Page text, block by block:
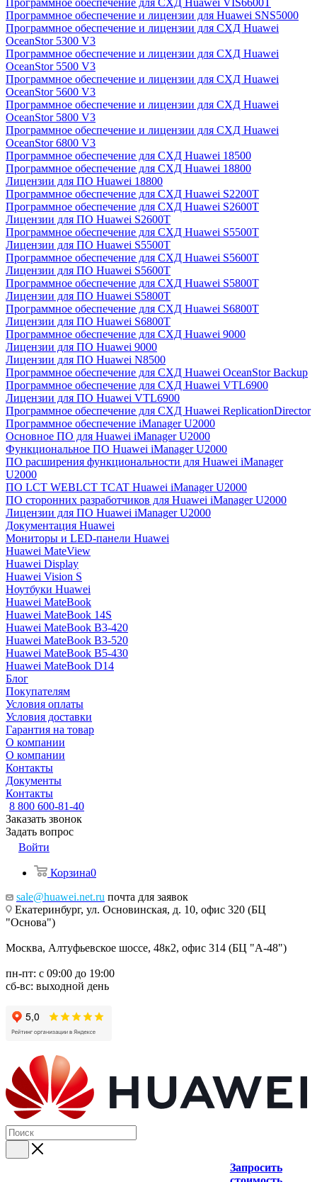
Программное обеспечение для СХД Huawei VIS6600T
Программное обеспечение и лицензии для Huawei SNS5000
Программное обеспечение и лицензии для СХД Huawei
OceanStor 5300 V3
Программное обеспечение и лицензии для СХД Huawei
OceanStor 5500 V3
Программное обеспечение и лицензии для СХД Huawei
OceanStor 5600 V3
Программное обеспечение и лицензии для СХД Huawei
OceanStor 5800 V3
Программное обеспечение и лицензии для СХД Huawei
OceanStor 6800 V3
Программное обеспечение для СХД Huawei 18500
Программное обеспечение для СХД Huawei 18800
Лицензии для ПО Huawei 18800
Программное обеспечение для СХД Huawei S2200T
Программное обеспечение для СХД Huawei S2600T
Лицензии для ПО Huawei S2600T
Программное обеспечение для СХД Huawei S5500T
Лицензии для ПО Huawei S5500T
Программное обеспечение для СХД Huawei S5600T
Лицензии для ПО Huawei S5600T
Программное обеспечение для СХД Huawei S5800T
Лицензии для ПО Huawei S5800T
Программное обеспечение для СХД Huawei S6800T
Лицензии для ПО Huawei S6800T
Программное обеспечение для СХД Huawei 9000
Лицензии для ПО Huawei 9000
Лицензии для ПО Huawei N8500
Программное обеспечение для СХД Huawei OceanStor Backup
Программное обеспечение для СХД Huawei VTL6900
Лицензии для ПО Huawei VTL6900
Программное обеспечение для СХД Huawei ReplicationDirector
Программное обеспечение iManager U2000
Основное ПО для Huawei iManager U2000
Функциональное ПО Huawei iManager U2000
ПО расширения функциональности для Huawei iManager
U2000
ПО LCT WEBLCT TCAT Huawei iManager U2000
ПО сторонних разработчиков для Huawei iManager U2000
Лицензии для ПО Huawei iManager U2000
Документация Huawei
Мониторы и LED-панели Huawei
Huawei MateView
Huawei Display
Huawei Vision S
Ноутбуки Huawei
Huawei MateBook
Huawei MateBook 14S
Huawei MateBook B3-420
Huawei MateBook B3-520
Huawei MateBook B5-430
Huawei MateBook D14
Блог
Покупателям
Условия оплаты
Условия доставки
Гарантия на товар
О компании
О компании
Контакты
Документы
Контакты
8 800 600-81-40
Заказать звонок
Задать вопрос
Войти
Корзина0
sale@huawei.net.ru почта для заявок
Екатеринбург, ул. Основинская, д. 10, офис 320 (БЦ
"Основа")
Москва, Алтуфьевское шоссе, 48к2, офис 314 (БЦ "А-48")
пн-пт: с 09:00 до 19:00
сб-вс: выходной день
Запросить